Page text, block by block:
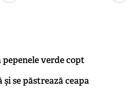
verde copt
şi se păstrează ceapa